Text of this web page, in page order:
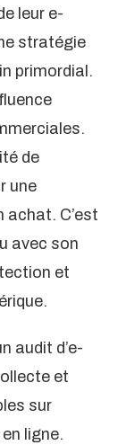
leur e-
stratégie
primordial.
de
une
achat. C’est
avec son
et
audit d’e-
et
sur
ligne.